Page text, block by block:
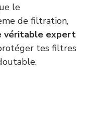
le
de filtration,
véritable expert
tes filtres